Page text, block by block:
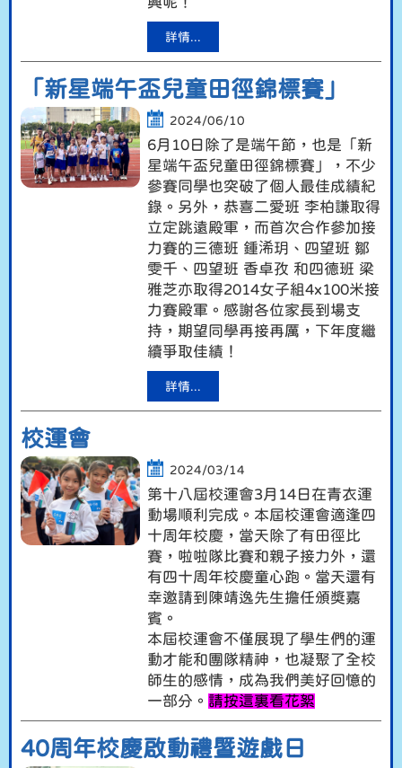
詳情...
「新星端午盃兒童田徑錦標賽」
2024/06/10
6月10日除了是端午節，也是「新
星端午盃兒童田徑錦標賽」，不少
參賽同學也突破了個人最佳成績紀
錄。另外，恭喜二愛班 李柏謙取得
立定跳遠殿軍，而首次合作參加接
力賽的三德班 鍾浠玥、四望班 鄒
雯千、四望班 香卓孜 和四德班 梁
雅芝亦取得2014女子組4x100米接
力賽殿軍。感謝各位家長到場支
持，期望同學再接再厲，下年度繼
續爭取佳績！
詳情...
校運會
2024/03/14
第十八屆校運會3月14日在青衣運
動場順利完成。本屆校運會適逢四
十周年校慶，當天除了有田徑比
賽，啦啦隊比賽和親子接力外，還
有四十周年校慶童心跑。當天還有
幸邀請到陳靖逸先生擔任頒獎嘉
賓。
本屆校運會不僅展現了學生們的運
動才能和團隊精神，也凝聚了全校
師生的感情，成為我們美好回憶的
一部分。 請按這裏看花絮
40周年校慶啟動禮暨遊戲日